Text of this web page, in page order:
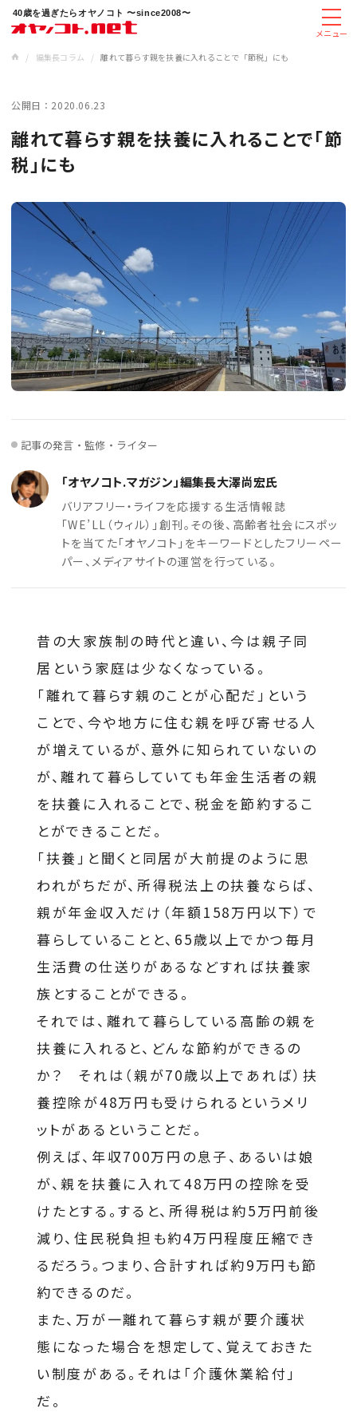
40歳を過ぎたらオヤノコト 〜since2008〜
メニュー
/
編集長コラム / 離れて暮らす親を扶養に入れることで「節税」にも
公開日： 2020.06.23
離れて暮らす親を扶養に入れることで「節
税」にも
記事の発言・監修・ライター
「オヤノコト.マガジン」編集長大澤尚宏氏
バリアフリー・ライフを応援する生活情報誌
「WE’LL（ウィル）」創刊。その後、高齢者社会にスポッ
トを当てた「オヤノコト」をキーワードとしたフリーペー
パー、メディアサイトの運営を行っている。
昔の大家族制の時代と違い、今は親子同
居という家庭は少なくなっている。
「離れて暮らす親のことが心配だ」という
ことで、今や地方に住む親を呼び寄せる人
が増えているが、意外に知られていないの
が、離れて暮らしていても年金生活者の親
を扶養に入れることで、税金を節約するこ
とができることだ。
「扶養」と聞くと同居が大前提のように思
われがちだが、所得税法上の扶養ならば、
親が年金収入だけ（年額158万円以下）で
暮らしていることと、65歳以上でかつ毎月
生活費の仕送りがあるなどすれば扶養家
族とすることができる。
それでは、離れて暮らしている高齢の親を
扶養に入れると、どんな節約ができるの
か？ それは（親が70歳以上であれば）扶
養控除が48万円も受けられるというメリ
ットがあるということだ。
例えば、年収700万円の息子、あるいは娘
が、親を扶養に入れて48万円の控除を受
けたとする。すると、所得税は約5万円前後
減り、住民税負担も約4万円程度圧縮でき
るだろう。つまり、合計すれば約9万円も節
約できるのだ。
また、万が一離れて暮らす親が要介護状
態になった場合を想定して、覚えておきた
い制度がある。それは「介護休業給付」
だ。